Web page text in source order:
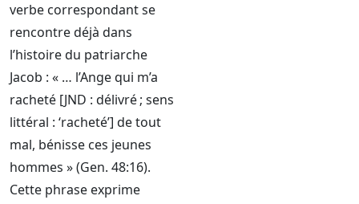
verbe correspondant se
rencontre déjà dans
l’histoire du patriarche
Jacob : « … l’Ange qui m’a
racheté [JND : délivré ; sens
littéral : ‘racheté’] de tout
mal, bénisse ces jeunes
hommes » (Gen. 48:16).
Cette phrase exprime